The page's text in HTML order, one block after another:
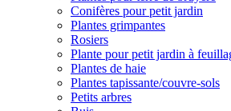
Conifères pour petit jardin
Plantes grimpantes
Rosiers
Plante pour petit jardin à
Plantes de haie
Plantes tapissante/couvre-sols
Petits arbres